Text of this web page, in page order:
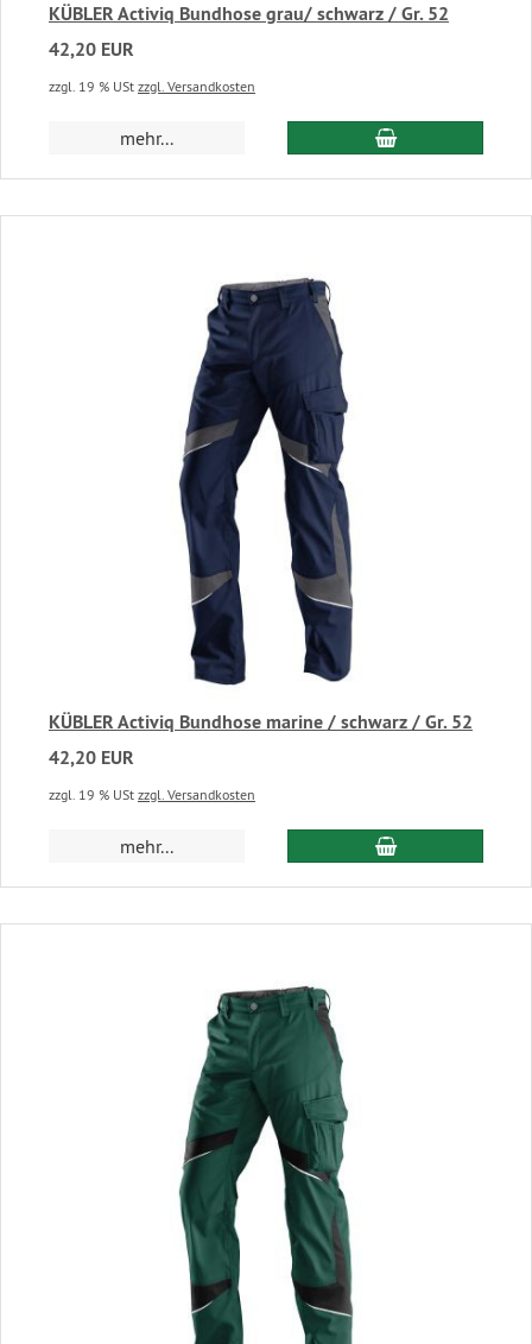
KÜBLER Activiq Bundhose grau/ schwarz / Gr. 52
42,20 EUR
zzgl. 19 % USt zzgl. Versandkosten
mehr... In den
KÜBLER Activiq Bundhose marine / schwarz / Gr. 52
42,20 EUR
zzgl. 19 % USt zzgl. Versandkosten
mehr... In den